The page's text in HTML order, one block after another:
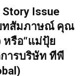
Story Issue
ทสัมภาษณ์ คุณ
รือ“แม่ปุ้ย
ารบริษัท ทีพี